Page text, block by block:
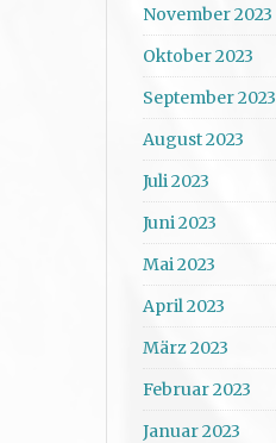
November 2023
Oktober 2023
September 2023
August 2023
Juli 2023
Juni 2023
Mai 2023
April 2023
März 2023
Februar 2023
Januar 2023